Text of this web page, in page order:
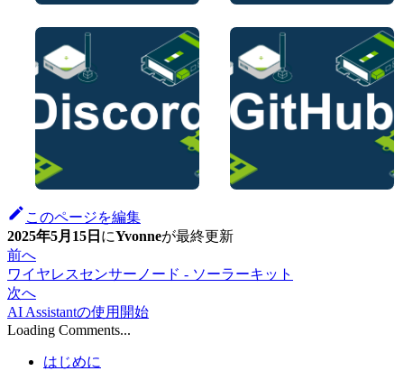
このページを編集
2025年5月15日 にYvonneが最終更新
前へ
ワイヤレスセンサーノード - ソーラーキット
次へ
AI Assistantの使用開始
Loading Comments...
はじめに